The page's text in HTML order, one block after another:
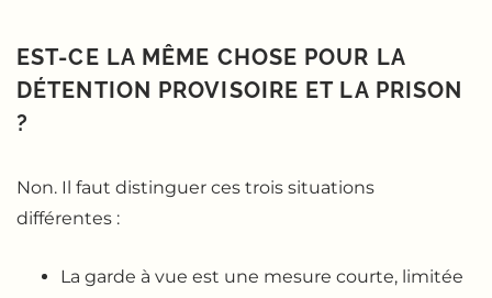
EST-CE LA MÊME CHOSE POUR LA
DÉTENTION PROVISOIRE ET LA PRISON
?
Non. Il faut distinguer ces trois situations
différentes :
La garde à vue est une mesure courte, limitée